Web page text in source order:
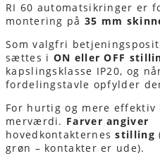
RI 60 automatsikringer er
montering på 35 mm
Som valgfri
sættes i ON eller OFF
kapslingsklasse IP20, og
fordelingstavle opfylder
For hurtig og mere
merværdi. Farver angiver
hovedkontakternesstilling
grøn – kontakter er ude).